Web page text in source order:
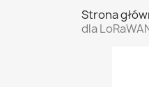
Strona
dla